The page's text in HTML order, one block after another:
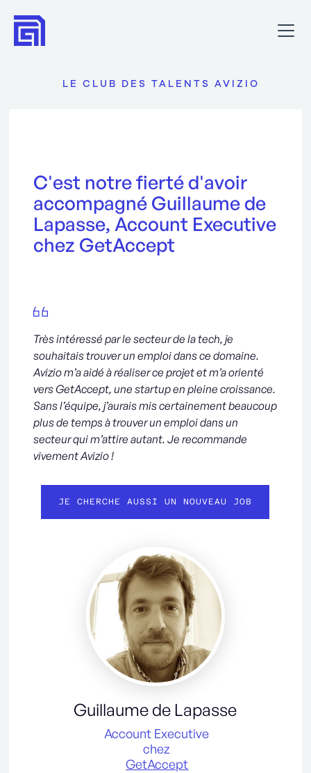
LE CLUB DES TALENTS AVIZIO
C'est notre fierté d'avoir
accompagné Guillaume de
Lapasse, Account Executive
chez GetAccept
Très intéressé par le secteur de la tech, je
souhaitais trouver un emploi dans ce domaine.
Avizio m’a aidé à réaliser ce projet et m’a orienté
vers GetAccept, une startup en pleine croissance.
Sans l’équipe, j’aurais mis certainement beaucoup
plus de temps à trouver un emploi dans un
secteur qui m’attire autant. Je recommande
vivement Avizio !
JE CHERCHE AUSSI UN NOUVEAU JOB
Guillaume de Lapasse
Account Executive
chez
GetAccept